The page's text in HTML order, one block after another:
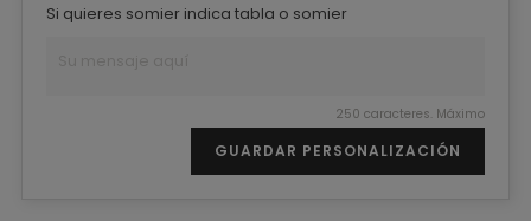
Si quieres somier indica tabla o somier
250 caracteres. Máximo
GUARDAR PERSONALIZACIÓN